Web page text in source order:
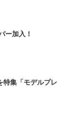
ー加入！
特集「モデルプレ